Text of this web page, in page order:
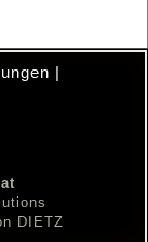
|
DIETZ